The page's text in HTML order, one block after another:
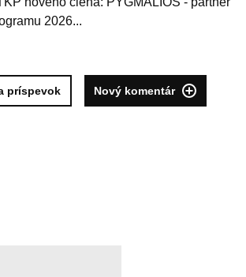
2026...
príspevok Nový komentár